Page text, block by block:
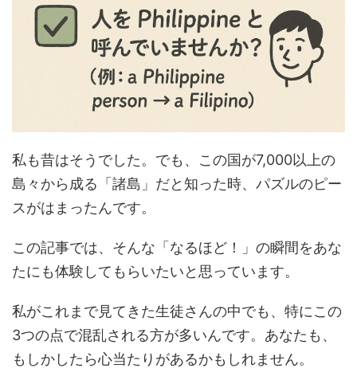
私も昔はそうでした。でも、この国が7,000以上の
島々から成る「諸島」だと知った時、パズルのピー
スがはまったんです。
この記事では、そんな「なるほど！」の瞬間をあな
たにも体験してもらいたいと思っています。
私がこれまで見てきた生徒さんの中でも、特にこの
3つの点で混乱される方が多いんです。あなたも、
もしかしたら心当たりがあるかもしれません。